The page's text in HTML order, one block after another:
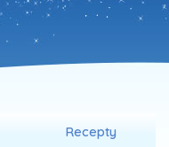
Recepty